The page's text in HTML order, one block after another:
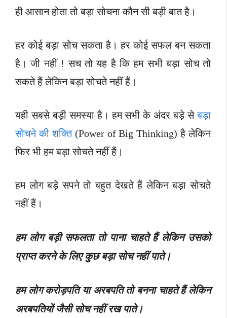
ही आसान होता तो बड़ा सोचना कौन सी बड़ी बात है।
हर कोई बड़ा सोच सकता है। हर कोई सफल बन सकता
है। जी नहीं ! सच तो यह है कि हम सभी बड़ा सोच तो
सकते हैं लेकिन बड़ा सोचते नहीं हैं।
यही सबसे बड़ी समस्या है। हम सभी के अंदर बड़े सेबड़ा
सोचने की शक्ति(Power of Big Thinking) है लेकिन
फिर भी हम बड़ा सोचते नहीं हैं।
हम लोग बड़े सपने तो बहुत देखते हैं लेकिन बड़ा सोचते
नहीं हैं।
हम लोग बड़ी सफलता तो पाना चाहते हैं लेकिन उसको
प्राप्त करने के लिए कुछ बड़ा सोच नहीं पाते।
हम लोग करोड़पति या अरबपति तो बनना चाहते हैं लेकिन
अरबपतियों जैसी सोच नहीं रख पाते।